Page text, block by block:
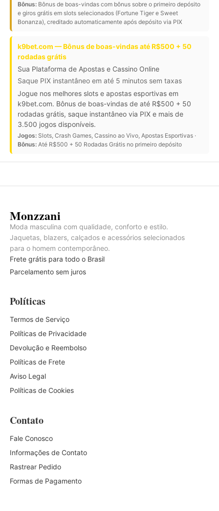
Bônus: Bônus de boas-vindas com bônus sobre o primeiro depósito
e giros grátis em slots selecionados (Fortune Tiger e Sweet
Bonanza), creditado automaticamente após depósito via PIX
k9bet.com — Bônus de boas-vindas até R$500 + 50
rodadas grátis
Sua Plataforma de Apostas e Cassino Online
Saque PIX instantâneo em até 5 minutos sem taxas
Jogue nos melhores slots e apostas esportivas em
k9bet.com. Bônus de boas-vindas de até R$500 + 50
rodadas grátis, saque instantâneo via PIX e mais de
3.500 jogos disponíveis.
Jogos: Slots, Crash Games, Cassino ao Vivo, Apostas Esportivas ·
Bônus: Até R$500 + 50 Rodadas Grátis no primeiro depósito
Monzzani
Moda masculina com qualidade, conforto e estilo.
Jaquetas, blazers, calçados e acessórios selecionados
para o homem contemporâneo.
Frete grátis para todo o Brasil
Parcelamento sem juros
Políticas
Termos de Serviço
Políticas de Privacidade
Devolução e Reembolso
Políticas de Frete
Aviso Legal
Políticas de Cookies
Contato
Fale Conosco
Informações de Contato
Rastrear Pedido
Formas de Pagamento